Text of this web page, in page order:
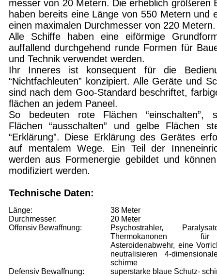
messer von 20 Metern. Die erheblich größeren
haben bereits eine Länge von 550 Metern und
einen maximalen Durchmesser von 220 Metern.
Alle Schiffe haben eine eiförmige
auffallend durchgehend runde Formen für
und Technik verwendet werden.
Ihr Inneres ist konsequent für die
“Nichtfachleuten” konzipiert. Alle Geräte und
sind nach dem Goo-Standard beschriftet,
flächen an jedem Paneel.
So bedeuten rote Flächen “einschalten”,
Flächen “ausschalten” und gelbe Flächen
“Erklärung”. Diese Erklärung des Gerätes
auf mentalem Wege. Ein Teil der
werden aus Formenergie gebildet und
modifiziert werden.
Technische Daten:
Länge:
Durchmesser:
Offensiv Bewaffnung:
Defensiv Bewaffnung:
38 Meter
20 Meter
Psychostrahler,
Thermokanonen
Asteroidenabwehr, eine
neutralisieren 4-
schirme
superstarke blaue Schutz-